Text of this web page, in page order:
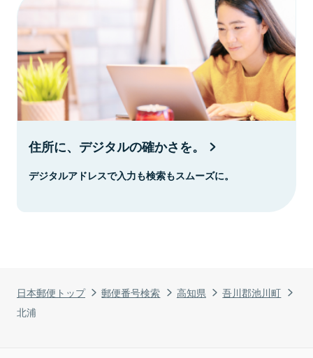
日本郵便トップ 郵便番号検索 高知県
吾川郡池川町
北浦
住所に、デジタルの確かさを。
デジタルアドレスで入力も検索もスムーズに。